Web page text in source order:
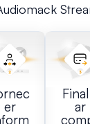
er ar